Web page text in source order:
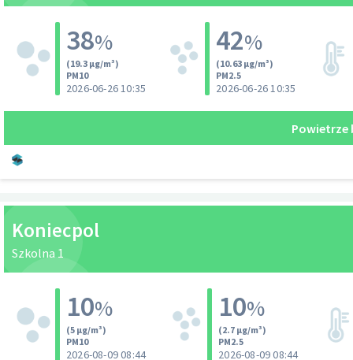
Hala Sportowa przy Szkole Podstawowej nr 2
Zakola rzeki Pilicy